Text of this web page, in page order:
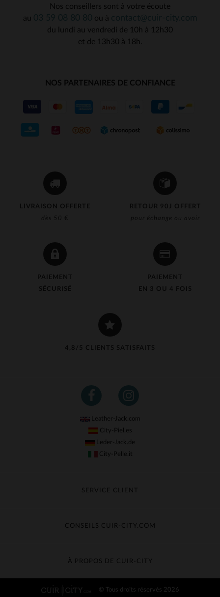
LIVRAISON OFFERTE
dès 50 €
RETOUR 90J OFFERT
pour échange ou avoir
PAIEMENT
SÉCURISÉ
PAIEMENT
EN 3 OU 4 FOIS
4,8/5 CLIENTS SATISFAITS
Nos conseillers sont à votre écoute
au
ou à
du lundi au vendredi de 10h à 12h30
et de 13h30 à 18h.
NOS PARTENAIRES DE CONFIANCE
Leather-Jack.com
City-Piel.es
Leder-Jack.de
City-Pelle.it
SERVICE CLIENT
Échange & Remboursement
Contacter le service client
CONSEILS CUIR-CITY.COM
Guide des matières
À PROPOS DE CUIR-CITY
© Tous droits réservés 2026